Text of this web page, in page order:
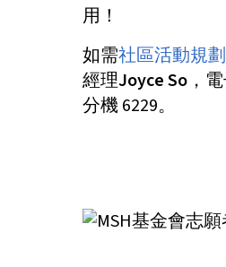
用！
如需社區活動規
經理Joyce So ，
分機 6229。